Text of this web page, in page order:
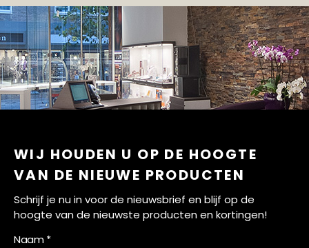
WIJ HOUDEN U OP DE HOOGTE
VAN DE NIEUWE PRODUCTEN
Schrijf je nu in voor de nieuwsbrief en blijf op de
hoogte van de nieuwste producten en kortingen!
Naam *